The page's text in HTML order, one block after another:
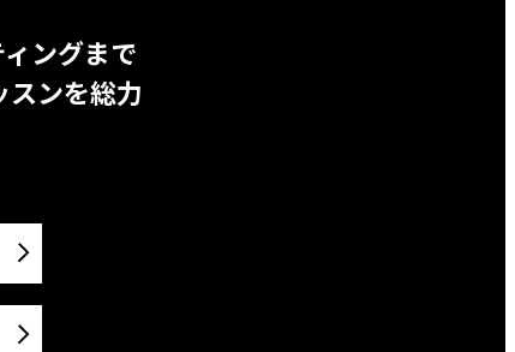
ングまで
ンを総力